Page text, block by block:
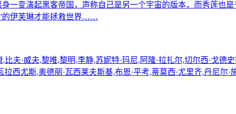
一变演起黑客帝国，声称自己是另一个宇宙的版本，而秀莲也
的伊芙琳才能拯救世界……
夫·威夫,黎唯,黎明,李静,苏妮特·玛尼,阿隆·拉扎尔,切尔西·戈德
西尤斯,奥德丽·瓦西莱夫斯基,布恩·平考,蒂莫西·尤里齐,丹尼尔